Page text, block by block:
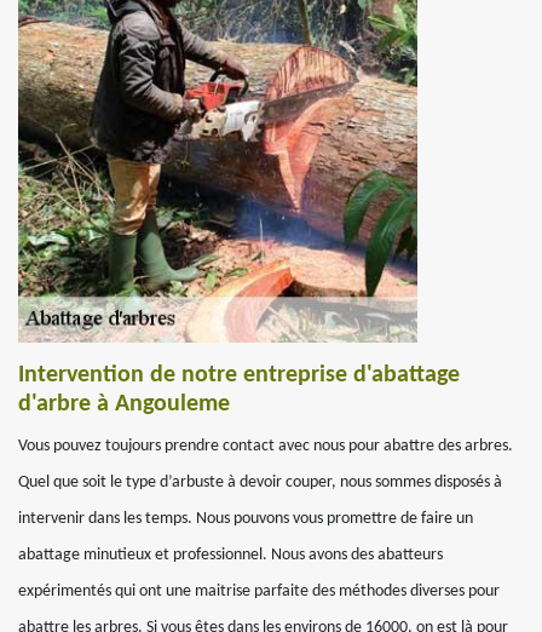
Intervention de notre entreprise d'abattage
d'arbre à Angouleme
Vous pouvez toujours prendre contact avec nous pour abattre des arbres.
Quel que soit le type d’arbuste à devoir couper, nous sommes disposés à
intervenir dans les temps. Nous pouvons vous promettre de faire un
abattage minutieux et professionnel. Nous avons des abatteurs
expérimentés qui ont une maitrise parfaite des méthodes diverses pour
abattre les arbres. Si vous êtes dans les environs de 16000, on est là pour